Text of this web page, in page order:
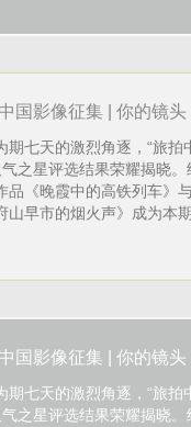
国影像征集 | 你的镜
期七天的激烈角逐，“旅拍
之星评选结果荣耀揭晓
品《晚霞中的高铁列车》
早市的烟火声》成为本
国影像征集 | 你的镜
期七天的激烈角逐，“旅拍
之星评选结果荣耀揭晓